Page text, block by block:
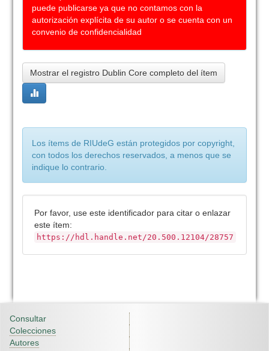
puede publicarse ya que no contamos con la
autorización explícita de su autor o se cuenta con un
convenio de confidencialidad
Mostrar el registro Dublin Core completo del ítem
Los ítems de RIUdeG están protegidos por copyright,
con todos los derechos reservados, a menos que se
indique lo contrario.
Por favor, use este identificador para citar o enlazar
este ítem:
https://hdl.handle.net/20.500.12104/28757
Consultar
Colecciones
Autores